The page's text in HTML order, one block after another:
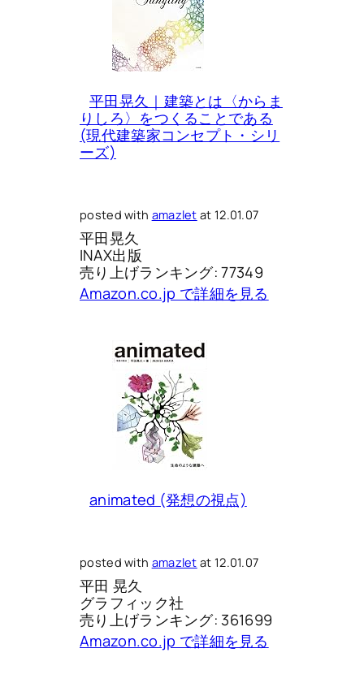
平田晃久｜建築とは〈からま
りしろ〉をつくることである
(現代建築家コンセプト・シリ
ーズ)
posted with amazlet at 12.01.07
平田晃久
INAX出版
売り上げランキング: 77349
Amazon.co.jp で詳細を見る
animated (発想の視点)
posted with amazlet at 12.01.07
平田 晃久
グラフィック社
売り上げランキング: 361699
Amazon.co.jp で詳細を見る